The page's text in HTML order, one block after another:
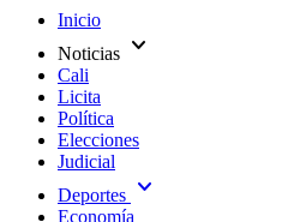
Inicio
Noticias expand_more
Cali
Licita
Política
Elecciones
Judicial
Deportes expand_more
Economía